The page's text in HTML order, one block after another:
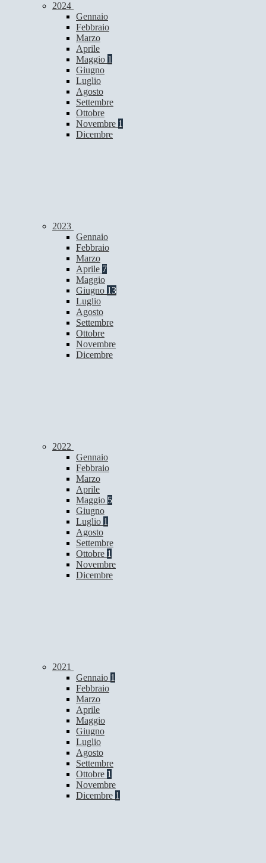
2024
Gennaio
Febbraio
Marzo
Aprile
Maggio 1
Giugno
Luglio
Agosto
Settembre
Ottobre
Novembre 1
Dicembre
2023
Gennaio
Febbraio
Marzo
Aprile 7
Maggio
Giugno 13
Luglio
Agosto
Settembre
Ottobre
Novembre
Dicembre
2022
Gennaio
Febbraio
Marzo
Aprile
Maggio 5
Giugno
Luglio 1
Agosto
Settembre
Ottobre 1
Novembre
Dicembre
2021
Gennaio 1
Febbraio
Marzo
Aprile
Maggio
Giugno
Luglio
Agosto
Settembre
Ottobre 1
Novembre
Dicembre 1